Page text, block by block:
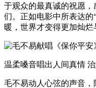
于观众的最真诚的祝愿
们。正如电影中所表达的
暖，世界才变得更加灿烂
温柔嗓音唱出人间真情
毛不易动人心弦的声音